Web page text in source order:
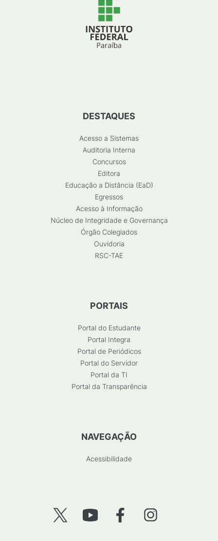
DESTAQUES
Acesso a Sistemas
Auditoria Interna
Concursos
Editora
Educação a Distância (EaD)
Egressos
Acesso à Informação
Núcleo de Integridade e Governança
Órgão Colegiados
Ouvidoria
RSC-TAE
PORTAIS
Portal do Estudante
Portal Integra
Portal de Periódicos
Portal do Servidor
Portal da TI
Portal da Transparência
NAVEGAÇÃO
Acessibilidade